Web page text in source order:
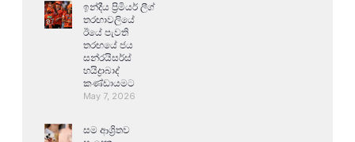
ඉන්දීය ප්‍රිමියර් ලීග්
තරඟාවලියේ
ඊයේ පැවති
තරඟයේ ජය
සන්රයිසර්ස්
හයිද්‍රාබාද්
කණ්ඩායමට
May 7, 2026
සම ආශ්‍රිතව